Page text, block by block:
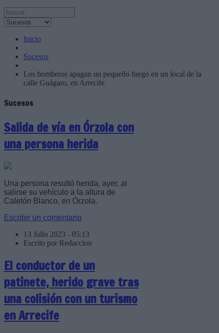
Inicio
Sucesos
Los bomberos apagan un pequeño fuego en un local de la
calle Guágaro, en Arrecife
Sucesos
Salida de vía en Órzola con
una persona herida
Una persona resultó herida, ayer, al
salirse su vehículo a la altura de
Caletón Blanco, en Órzola.
Escribir un comentario
13 Julio 2023 - 05:13
Escrito por Redaccion
El conductor de un
patinete, herido grave tras
una colisión con un turismo
en Arrecife